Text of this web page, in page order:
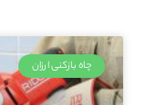
چاه بازکنی ارزان